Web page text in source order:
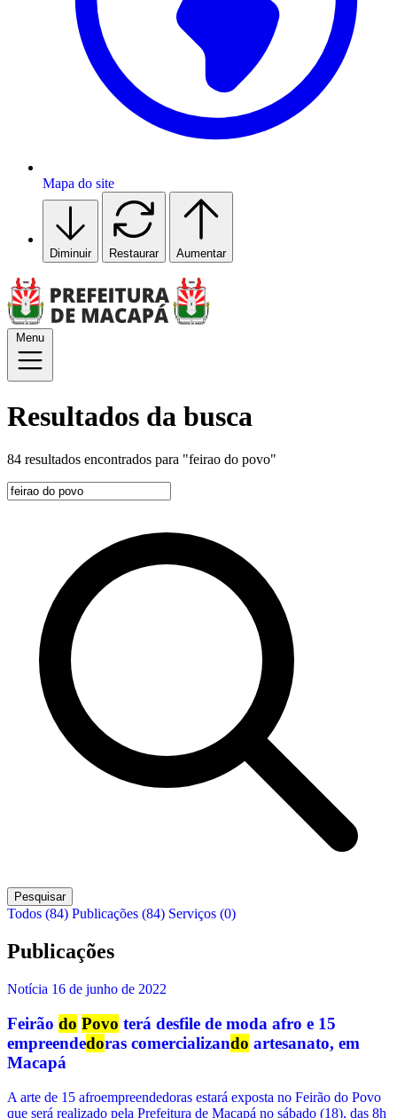
Mapa do site
Diminuir Restaurar Aumentar
Menu
Resultados da busca
84 resultados encontrados para "feirao do povo"
Pesquisar
Todos (84) Publicações (84) Serviços (0)
Publicações
Notícia 16 de junho de 2022
Feirão do Povo terá desfile de moda afro e 15
empreendedoras comercializando artesanato, em
Macapá
A arte de 15 afroempreendedoras estará exposta no Feirão do Povo
que será realizado pela Prefeitura de Macapá no sábado (18), das 8h